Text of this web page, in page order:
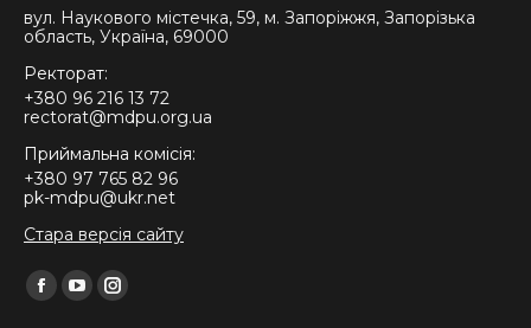
вул. Наукового містечка, 59, м. Запоріжжя, Запорізька
область, Україна, 69000
Ректорат:
+380 96 216 13 72
rectorat@mdpu.org.ua
Приймальна комісія:
+380 97 765 82 96
pk-mdpu@ukr.net
Стара версія сайту
Find us on:
Facebook
YouTubeInstagram